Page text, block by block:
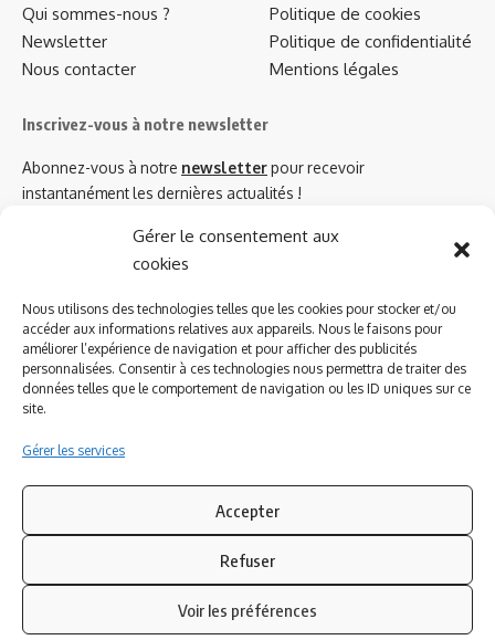
Gérer le consentement aux
cookies
Nous utilisons des technologies telles que les cookies pour stocker et/ou
accéder aux informations relatives aux appareils. Nous le faisons pour
améliorer l’expérience de navigation et pour afficher des publicités
personnalisées. Consentir à ces technologies nous permettra de traiter des
données telles que le comportement de navigation ou les ID uniques sur ce
site.
Gérer les services
Accepter
Refuser
Voir les préférences
Qui sommes-nous ?
Newsletter
Nous contacter
Politique de cookies
Politique de confidentialité
Mentions légales
Inscrivez-vous à notre newsletter
Abonnez-vous à notre newsletterpour recevoir
instantanément les dernières actualités !
Azinat.com TV soutient
Suivez-nous